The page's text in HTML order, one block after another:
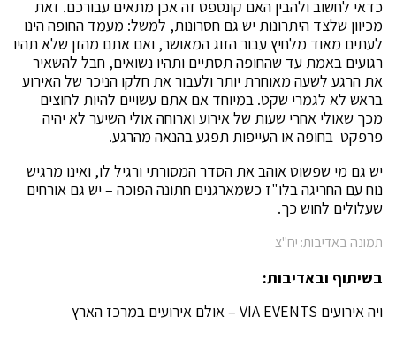
כדאי לחשוב ולהבין האם קונספט זה אכן מתאים עבורכם. זאת
מכיוון שלצד היתרונות יש גם חסרונות, למשל: מעמד החופה הינו
לעתים מאוד מלחיץ עבור הזוג המאושר, ואם אתם מהזן שלא תהיו
רגועים באמת עד שהחופה תסתיים ותהיו נשואים, חבל להשאיר
את הרגע לשעה מאוחרת יותר ולעבור את חלקו הניכר של האירוע
בראש לא לגמרי שקט. במיוחד אם אתם עשויים להיות לחוצים
מכך שאולי אחרי שעות של אירוע וארוחה אולי השיער לא יהיה
פרפקט בחופה או העייפות תפגע בהנאה מהרגע.
יש גם מי שפשוט אוהב את הסדר המסורתי ורגיל לו, ואינו מרגיש
נוח עם החריגה בלו"ז כשמארגנים חתונה הפוכה – יש גם אורחים
שעלולים לחוש כך.
תמונה באדיבות: יח"צ
בשיתוף ובאדיבות:
ויה אירועים VIA EVENTS – אולם אירועים במרכז הארץ